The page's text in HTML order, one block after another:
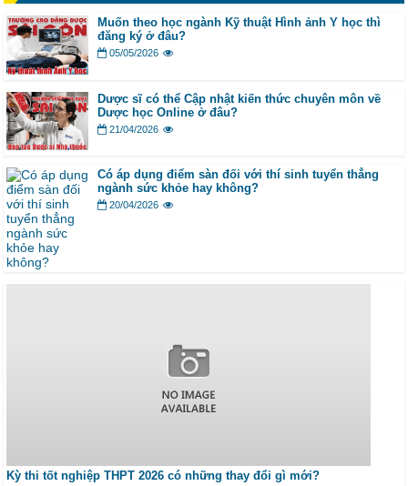
Muốn theo học ngành Kỹ thuật Hình ảnh Y học thì
đăng ký ở đâu?
05/05/2026
Dược sĩ có thể Cập nhật kiến thức chuyên môn về
Dược học Online ở đâu?
21/04/2026
Có áp dụng điểm sàn đối với thí sinh tuyển thẳng
ngành sức khỏe hay không?
20/04/2026
Kỳ thi tốt nghiệp THPT 2026 có những thay đổi gì mới?